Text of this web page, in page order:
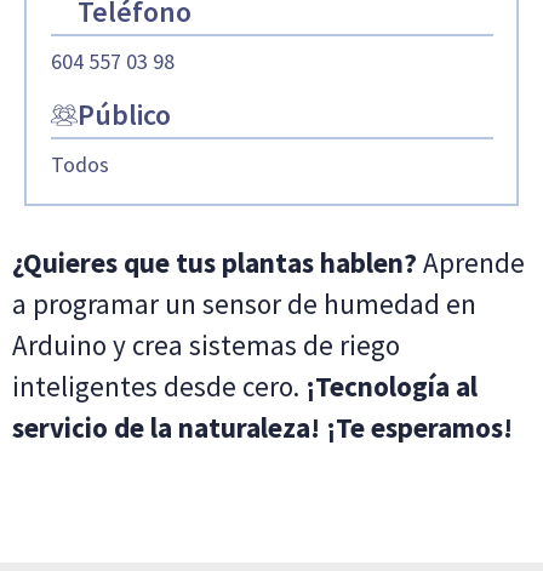
Teléfono
604 557 03 98
Público
Todos
¿Quieres que tus plantas hablen? Aprende
a programar un sensor de humedad en
Arduino y crea sistemas de riego
inteligentes desde cero. ¡Tecnología al
servicio de la naturaleza! ¡Te esperamos!